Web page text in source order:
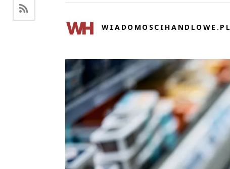
WIADOMOSCIHANDLOWE.PL